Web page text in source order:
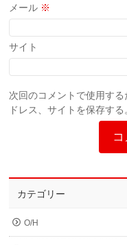
メール ※
サイト
次回のコメントで使用す
ドレス、サイトを保存する
カテゴリー
O/H